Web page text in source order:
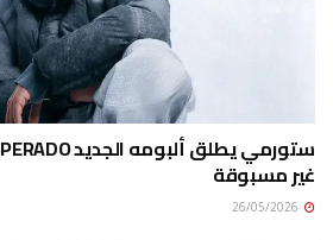
غير مسبوقة